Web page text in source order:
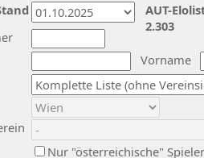
Vorname
Nur "österreichische"
AUT-
2.303